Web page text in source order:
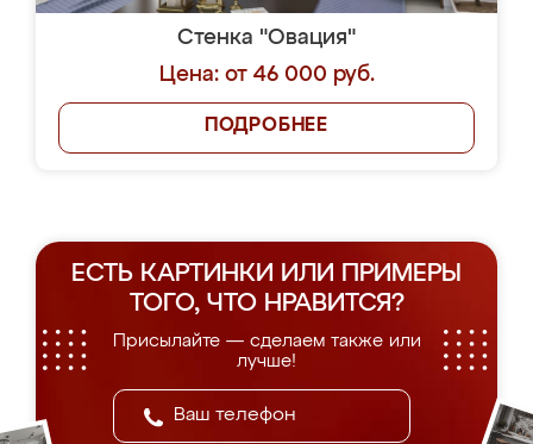
Стенка "Овация"
Цена: от 46 000 руб.
ПОДРОБНЕЕ
ЕСТЬ КАРТИНКИ ИЛИ ПРИМЕРЫ
ТОГО, ЧТО НРАВИТСЯ?
Присылайте — сделаем также или
лучше!